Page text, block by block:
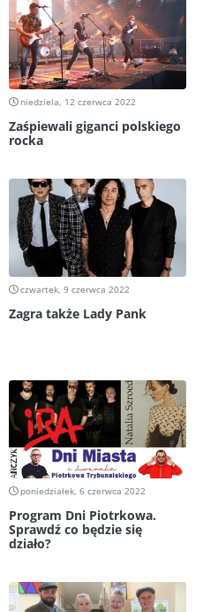
niedziela, 12 czerwca 2022
Zaśpiewali giganci polskiego
rocka
czwartek, 9 czerwca 2022
Zagra także Lady Pank
poniedziałek, 6 czerwca 2022
Program Dni Piotrkowa.
Sprawdź co będzie się
działo?